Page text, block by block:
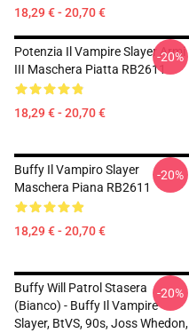
18,29 € - 20,70 €
Potenzia Il Vampire Slayer Armi
III Maschera Piatta RB2611
18,29 € - 20,70 €
-20%
Buffy Il Vampiro Slayer
Maschera Piana RB2611
18,29 € - 20,70 €
-20%
Buffy Will Patrol Stasera
(bianco) - Buffy Il Vampire
Slayer, BtVS, 90s, Joss Whedon,
-20%